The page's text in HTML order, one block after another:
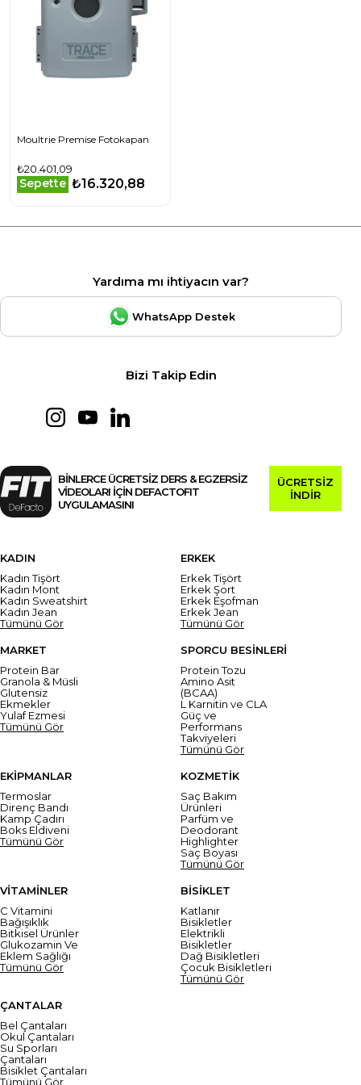
Moultrie Premise Fotokapan
₺20.401,09
Sepette ₺16.320,88
Yardıma mı ihtiyacın var?
WhatsApp Destek
Bizi Takip Edin
BİNLERCE ÜCRETSİZ DERS & EGZERSİZ
VİDEOLARI İÇİN DEFACTOFIT
UYGULAMASINI
ÜCRETSİZ
İNDİR
KADIN
Kadın Tişört
Kadın Mont
Kadın Sweatshirt
Kadın Jean
Tümünü Gör
ERKEK
Erkek Tişört
Erkek Şort
Erkek Eşofman
Erkek Jean
Tümünü Gör
MARKET
Protein Bar
Granola & Müsli
Glutensiz
Ekmekler
Yulaf Ezmesi
Tümünü Gör
SPORCU BESİNLERİ
Protein Tozu
Amino Asit
(BCAA)
L Karnitin ve CLA
Güç ve
Performans
Takviyeleri
Tümünü Gör
EKİPMANLAR
Termoslar
Direnç Bandı
Kamp Çadırı
Boks Eldiveni
Tümünü Gör
KOZMETİK
Saç Bakım
Ürünleri
Parfüm ve
Deodorant
Highlighter
Saç Boyası
Tümünü Gör
VİTAMİNLER
C Vitamini
Bağışıklık
Bitkisel Ürünler
Glukozamin Ve
Eklem Sağlığı
Tümünü Gör
BİSİKLET
Katlanır
Bisikletler
Elektrikli
Bisikletler
Dağ Bisikletleri
Çocuk Bisikletleri
Tümünü Gör
ÇANTALAR
Bel Çantaları
Okul Çantaları
Su Sporları
Çantaları
Bisiklet Çantaları
Tümünü Gör